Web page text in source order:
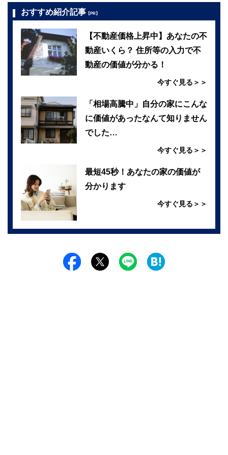
おすすめ紹介記事 【PR】
【不動産価格上昇中】あなたの不
動産いくら？ 住所等の入力で不
動産の価値が分かる！
今すぐ見る＞＞
「相場高騰中」自分の家にこんな
に価値があったなんて知りません
でした…
今すぐ見る＞＞
最短45秒！あなたの家の価値が
分かります
今すぐ見る＞＞